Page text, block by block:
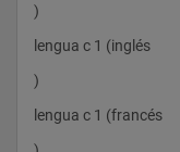
)
lengua c 1 (inglés
)
lengua c 1 (francés